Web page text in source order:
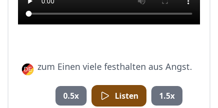
zum Einen viele festhalten aus Angst.
0.5x Listen 1.5x